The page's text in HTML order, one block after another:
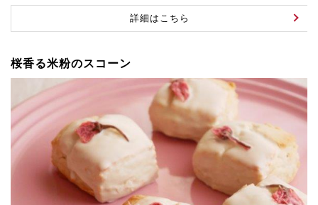
詳細はこちら
桜香る米粉のスコーン